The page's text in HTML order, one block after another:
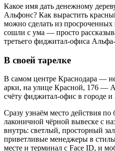
Какое имя дать денежному
Альфонс? Как вырастить
можно сделать из
сошли с ума — просто
третьего фиджитал-офиса
В своей тарелке
В самом центре Краснодара —
арки, на улице Красной, 176 —
счёту фиджитал-офис в городе и
Сразу узнаём место действия
лаконичной чёрной вывеске с
внутрь: светлый, просторный
приветливые менеджеры в
месте и терминал с Face ID, и